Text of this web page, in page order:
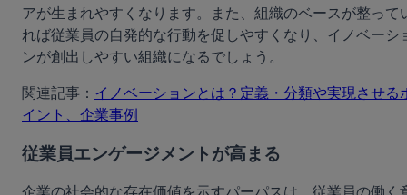
アが生まれやすくなります。また、組織のベースが整って
れば従業員の自発的な行動を促しやすくなり、イノベーシ
ンが創出しやすい組織になるでしょう。
関連記事： イノベーションとは？定義・分類や実現させる
イント、企業事例
従業員エンゲージメントが高まる